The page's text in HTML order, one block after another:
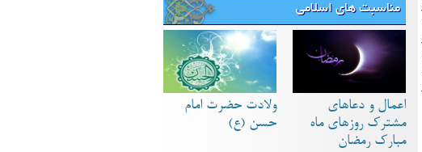
مناسبت های اسلامی
اعمال و دعاهای
مشترک روزهای ماه
مبارک رمضان
ولادت حضرت امام
حسن (ع)